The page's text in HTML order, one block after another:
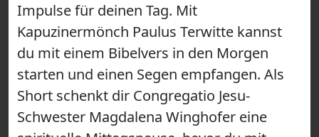
Impulse für deinen Tag. Mit
Kapuzinermönch Paulus Terwitte kannst
du mit einem Bibelvers in den Morgen
starten und einen Segen empfangen. Als
Short schenkt dir Congregatio Jesu-
Schwester Magdalena Winghofer eine